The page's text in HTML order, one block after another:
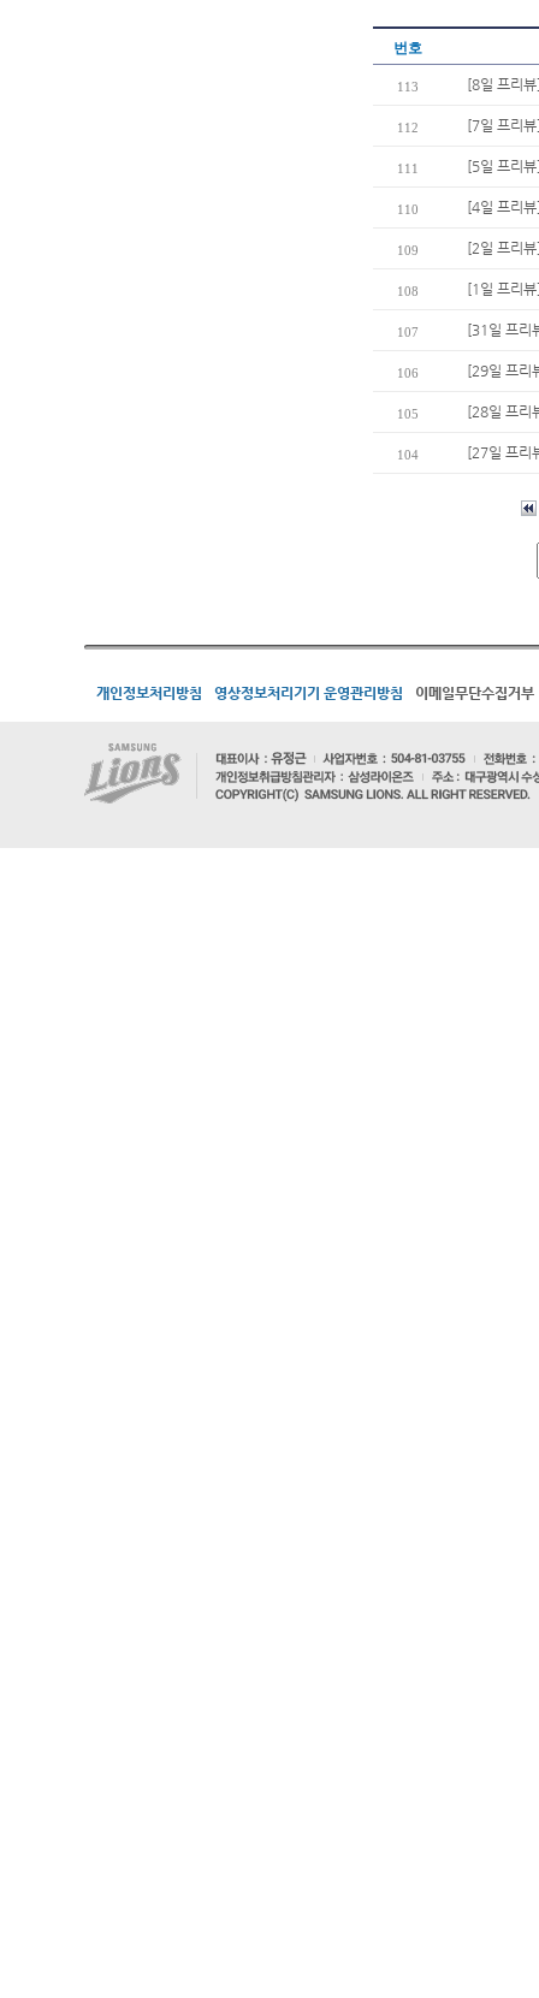
번호
113 [8일 프리
112 [7일 프리
111 [5일 프리
110 [4일 프리
109 [2일 프리
108 [1일 프리
107 [31일 프리
106 [29일 프리
105 [28일 프리
104 [27일 프리
개인정보처리방침 영상정보처리기기 운영관리방침 이메일무단수집거부